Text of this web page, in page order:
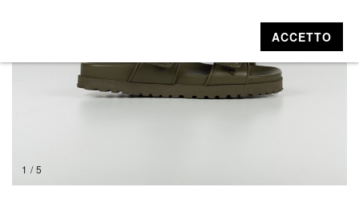
1 / 5
ACCETTO